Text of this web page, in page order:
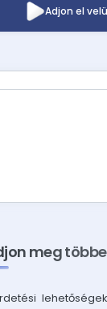
Adjon el
meg